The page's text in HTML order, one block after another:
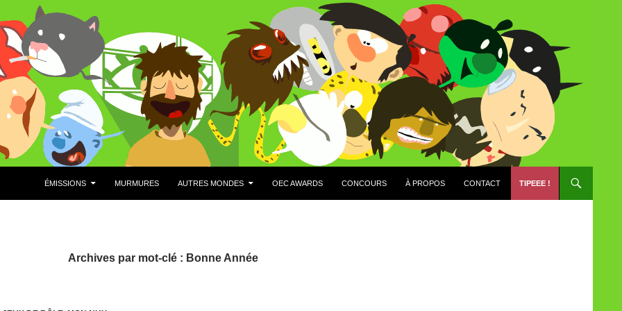
ÉMISSIONS MURMURES AUTRES MONDES OEC AWARDS CONCOURS À PROPOS CONTACT TIPEEE !
Archives par mot-clé : Bonne Année